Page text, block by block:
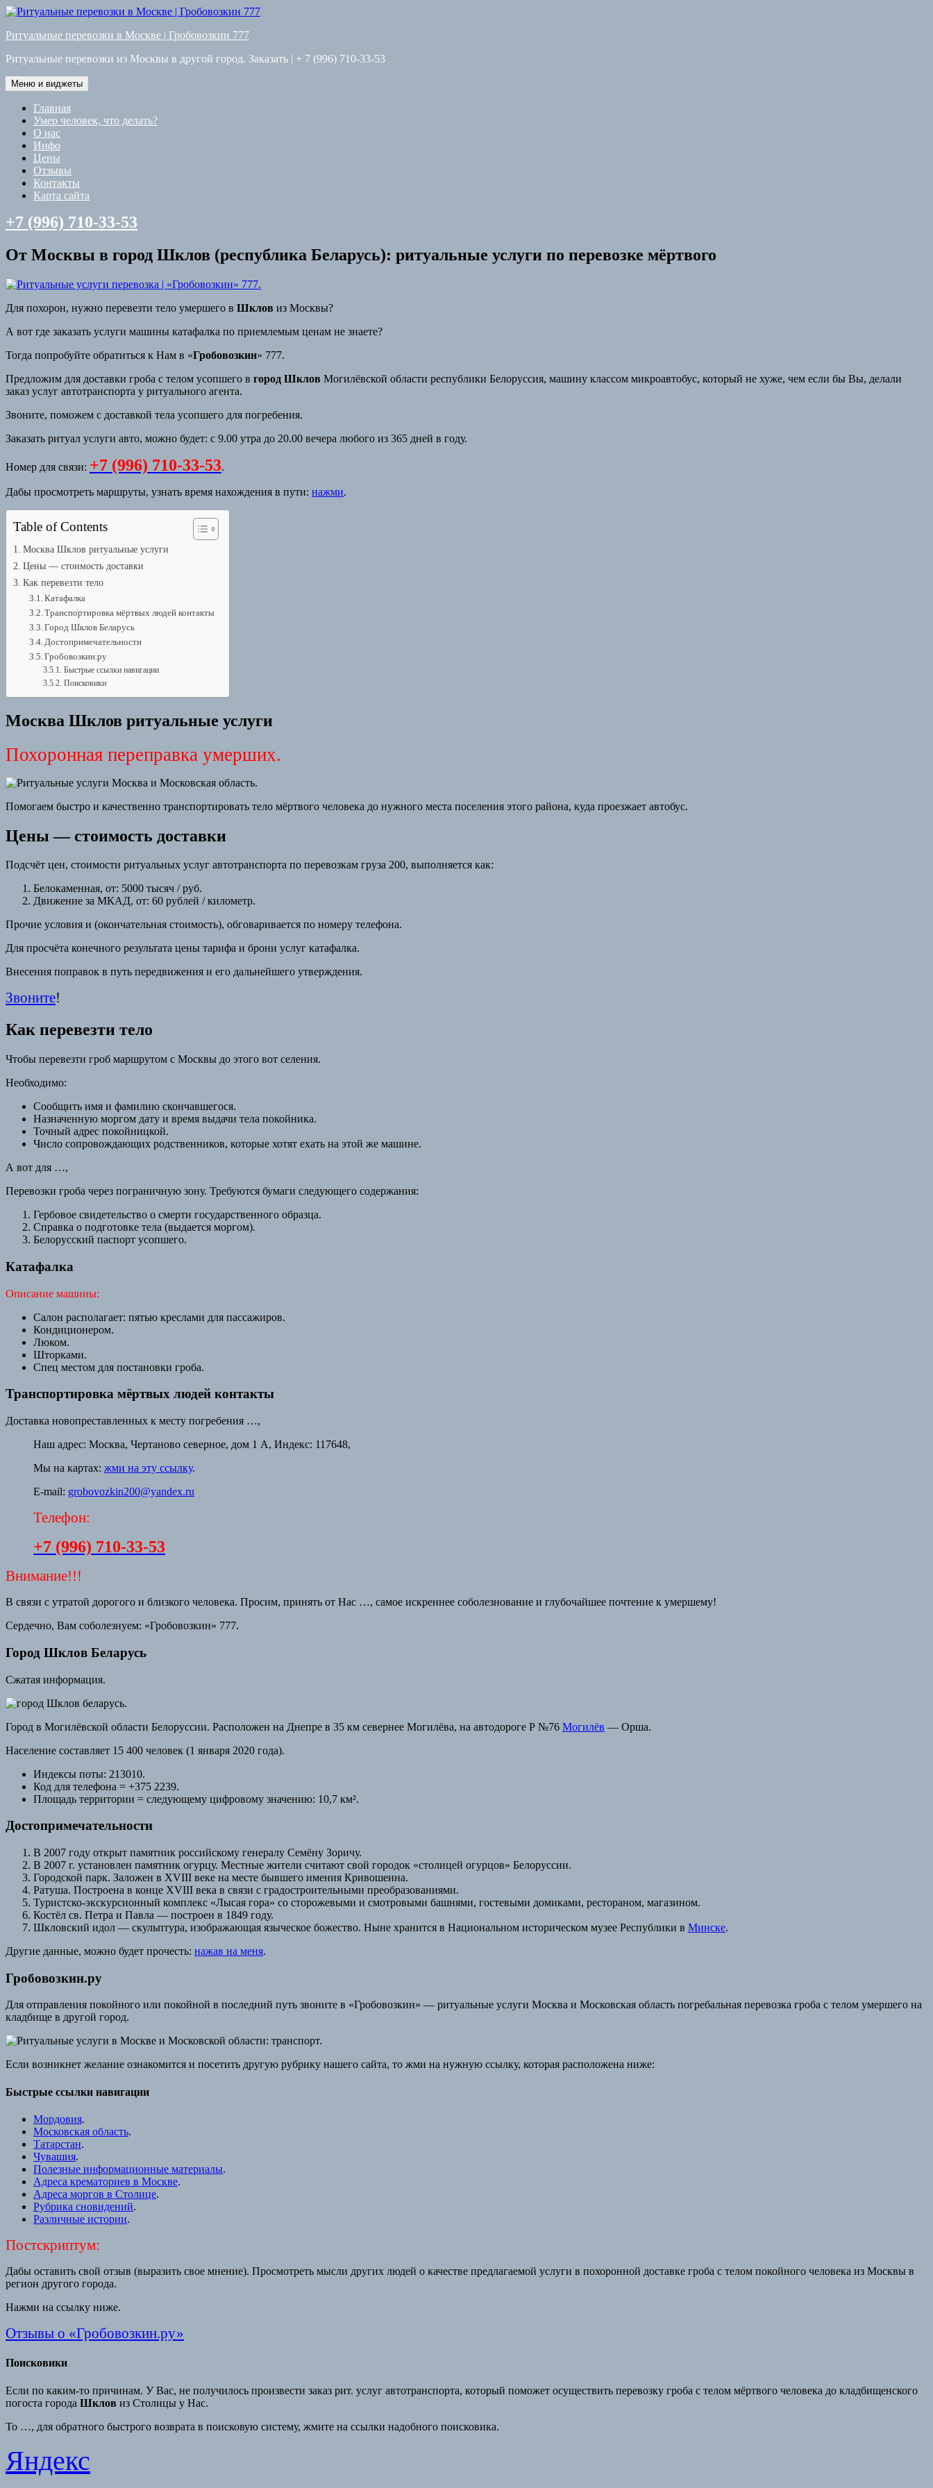
Перейти
содержимому
Ритуальные перевозки в Москве | Гробовозкин 777
Ритуальные перевозки из Москвы в другой город. Заказать | + 7 (996) 710-33-53
Меню и виджеты
Главная
Умер человек, что делать?
О нас
Инфо
Цены
Отзывы
Контакты
Карта сайта
+7 (996) 710-33-53
От Москвы в город Шклов (республика Беларусь): ритуальные услуги по перевозке мёртвого
Для похорон, нужно перевезти тело умершего в Шклов из Москвы?
А вот где заказать услуги машины катафалка по приемлемым ценам не знаете?
Тогда попробуйте обратиться к Нам в «Гробовозкин» 777.
Предложим для доставки гроба с телом усопшего в город Шклов Могилёвской области республики Белоруссия, машину классом микроавтобус, который не хуже, чем если бы Вы, делали
заказ услуг автотранспорта у ритуального агента.
Звоните, поможем с доставкой тела усопшего для погребения.
Заказать ритуал услуги авто, можно будет: с 9.00 утра до 20.00 вечера любого из 365 дней в году.
Номер для связи: +7 (996) 710-33-53.
Дабы просмотреть маршруты, узнать время нахождения в пути: нажми.
Table of Contents
Москва Шклов ритуальные услуги
Цены — стоимость доставки
Как перевезти тело
Катафалка
Транспортировка мёртвых людей контакты
Город Шклов Беларусь
Достопримечательности
Гробовозкин.ру
Быстрые ссылки навигации
Поисковики
Москва Шклов ритуальные услуги
Похоронная переправка умерших.
Помогаем быстро и качественно транспортировать тело мёртвого человека до нужного места поселения этого района, куда проезжает автобус.
Цены — стоимость доставки
Подсчёт цен, стоимости ритуальных услуг автотранспорта по перевозкам груза 200, выполняется как:
Белокаменная, от: 5000 тысяч / руб.
Движение за МКАД, от: 60 рублей / километр.
Прочие условия и (окончательная стоимость), обговаривается по номеру телефона.
Для просчёта конечного результата цены тарифа и брони услуг катафалка.
Внесения поправок в путь передвижения и его дальнейшего утверждения.
Звоните!
Как перевезти тело
Чтобы перевезти гроб маршрутом с Москвы до этого вот селения.
Необходимо:
Сообщить имя и фамилию скончавшегося.
Назначенную моргом дату и время выдачи тела покойника.
Точный адрес покойницкой.
Число сопровождающих родственников, которые хотят ехать на этой же машине.
А вот для …,
Перевозки гроба через пограничную зону. Требуются бумаги следующего содержания:
Гербовое свидетельство о смерти государственного образца.
Справка о подготовке тела (выдается моргом).
Белорусский паспорт усопшего.
Катафалка
Описание машины:
Салон располагает: пятью креслами для пассажиров.
Кондиционером.
Люком.
Шторками.
Спец местом для постановки гроба.
Транспортировка мёртвых людей контакты
Доставка новопреставленных к месту погребения …,
Наш адрес: Москва, Чертаново северное, дом 1 А, Индекс: 117648,
Мы на картах: жми на эту ссылку.
E-mail: grobovozkin200@yandex.ru
Телефон:
+7 (996) 710-33-53
Внимание!!!
В связи с утратой дорогого и близкого человека. Просим, принять от Нас …, самое искреннее соболезнование и глубочайшее почтение к умершему!
Сердечно, Вам соболезнуем: «Гробовозкин» 777.
Город Шклов Беларусь
Сжатая информация.
Город в Могилёвской области Белоруссии. Расположен на Днепре в 35 км севернее Могилёва, на автодороге Р №76 Могилёв — Орша.
Население составляет 15 400 человек (1 января 2020 года).
Индексы поты: 213010.
Код для телефона = +375 2239.
Площадь территории = следующему цифровому значению: 10,7 км².
Достопримечательности
В 2007 году открыт памятник российскому генералу Семёну Зоричу.
В 2007 г. установлен памятник огурцу. Местные жители считают свой городок «столицей огурцов» Белоруссии.
Городской парк. Заложен в XVIII веке на месте бывшего имения Кривошеина.
Ратуша. Построена в конце XVIII века в связи с градостроительными преобразованиями.
Туристско-экскурсионный комплекс «Лысая гора» со сторожевыми и смотровыми башнями, гостевыми домиками, рестораном, магазином.
Костёл св. Петра и Павла — построен в 1849 году.
Шкловский идол — скульптура, изображающая языческое божество. Ныне хранится в Национальном историческом музее Республики в Минске.
Другие данные, можно будет прочесть: нажав на меня.
Гробовозкин.ру
Для отправления покойного или покойной в последний путь звоните в «Гробовозкин» — ритуальные услуги Москва и Московская область погребальная перевозка гроба с телом умершего на
кладбище в другой город.
Если возникнет желание ознакомится и посетить другую рубрику нашего сайта, то жми на нужную ссылку, которая расположена ниже:
Быстрые ссылки навигации
Мордовия.
Московская область.
Татарстан.
Чувашия.
Полезные информационные материалы.
Адреса крематориев в Москве.
Адреса моргов в Столице.
Рубрика сновидений.
Различные истории.
Постскриптум:
Дабы оставить свой отзыв (выразить свое мнение). Просмотреть мысли других людей о качестве предлагаемой услуги в похоронной доставке гроба с телом покойного человека из Москвы в
регион другого города.
Нажми на ссылку ниже.
Отзывы о «Гробовозкин.ру»
Поисковики
Если по каким-то причинам. У Вас, не получилось произвести заказ рит. услуг автотранспорта, который поможет осуществить перевозку гроба с телом мёртвого человека до кладбищенского
погоста города Шклов из Столицы у Нас.
То …, для обратного быстрого возврата в поисковую систему, жмите на ссылки надобного поисковика.
Яндекс